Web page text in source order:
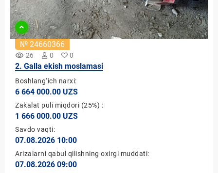
remove_red_eye 26 0 0
№ 24660366
2. Galla ekish moslamasi
Boshlang‘ich narxi:
6 664 000.00 UZS
Zakalat puli miqdori (25%) :
1 666 000.00 UZS
Savdo vaqti:
07.08.2026 10:00
Arizalarni qabul qilishning oxirgi muddati:
07.08.2026 09:00